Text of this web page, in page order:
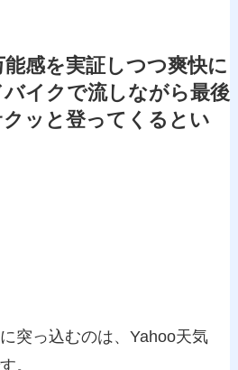
感を実証しつつ爽快に
イクで流しながら最後
ッと登ってくるとい
突っ込むのは、Yahoo天気
。